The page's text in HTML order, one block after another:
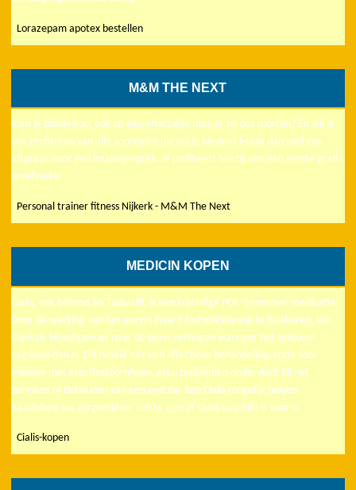
Lorazepam apotex bestellen
M&M THE NEXT
Kom je binnenkort ook op een effectieve manier bij ons sporten? En wil je
ook profiteren van alle voordelen die wij je bieden? Maak dan snel een
afspraak voor een intakegesprek. Je profiteert hierbij van een eerste gratis
proefweek.
Personal trainer fitness Nijkerk - M&M The Next
MEDICIN KOPEN
Cialis, ook bekend als Tadalafil, is een krachtige PDE-5-remmer medicatie.
Door de werking van het enzym type 5 fosfodiësterase te blokkeren, kan
Cialis de bloedtoevoer naar de penis verhogen wanneer het seksueel
opgewonden is. Dit maakt het een effectieve behandelingsoptie voor
mensen met erectiestoornissen. Als u problemen ondervindt bij het
bereiken of behouden van een erectie, kan Cialis mogelijk helpen.
Raadpleeg uw zorgverlener om te zien of Cialis geschikt is voor u.
Cialis-kopen